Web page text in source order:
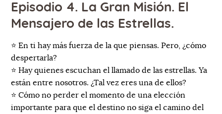
Episodio 4. La Gran Misión. El
Mensajero de las Estrellas.
⭐️ En ti hay más fuerza de la que piensas. Pero, ¿cómo
despertarla?
⭐️ Hay quienes escuchan el llamado de las estrellas. Ya
están entre nosotros. ¿Tal vez eres una de ellos?
⭐️ Cómo no perder el momento de una elección
importante para que el destino no siga el camino del